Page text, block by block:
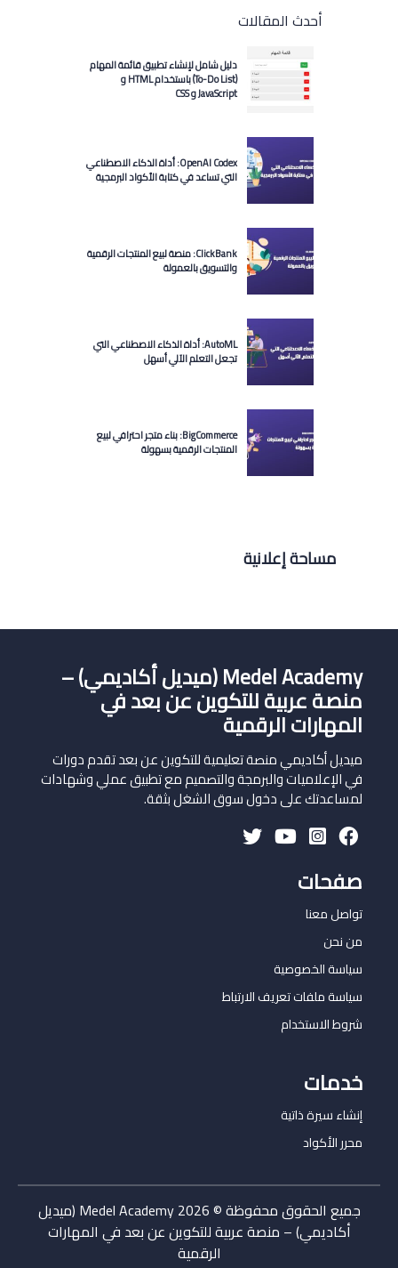
أحدث المقالات
دليل شامل لإنشاء تطبيق قائمة المهام
(To-Do List) باستخدام HTML و
JavaScript و CSS
OpenAI Codex: أداة الذكاء الاصطناعي
التي تساعد في كتابة الأكواد البرمجية
ClickBank: منصة لبيع المنتجات الرقمية
والتسويق بالعمولة
AutoML: أداة الذكاء الاصطناعي التي
تجعل التعلم الآلي أسهل
BigCommerce: بناء متجر احترافي لبيع
المنتجات الرقمية بسهولة
مساحة إعلانية
Medel Academy (ميديل أكاديمي) –
منصة عربية للتكوين عن بعد في
المهارات الرقمية
ميديل أكاديمي منصة تعليمية للتكوين عن بعد تقدم دورات
في الإعلاميات والبرمجة والتصميم مع تطبيق عملي وشهادات
لمساعدتك على دخول سوق الشغل بثقة.
صفحات
تواصل معنا
من نحن
سياسة الخصوصية
سياسة ملفات تعريف الارتباط
شروط الاستخدام
خدمات
إنشاء سيرة ذاتية
محرر الأكواد
جميع الحقوق محفوظة © 2026 Medel Academy (ميديل
أكاديمي) – منصة عربية للتكوين عن بعد في المهارات
الرقمية